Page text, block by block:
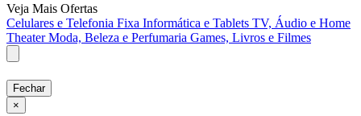
Veja Mais Ofertas
Celulares e Telefonia Fixa Informática e Tablets TV, Áudio e Home
TheaterModa, Beleza e Perfumaria Games, Livros e Filmes
Fechar
×